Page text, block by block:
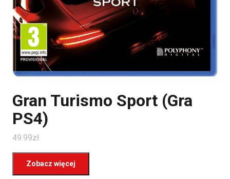
Gran Turismo Sport (Gra
PS4)
49.99zł
Zobacz więcej